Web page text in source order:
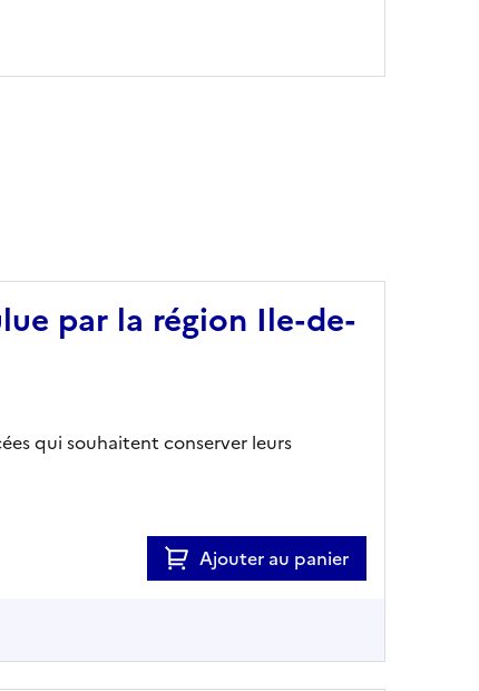
par la région Ile-de-
qui souhaitent conserver leurs
Ajouter au panier